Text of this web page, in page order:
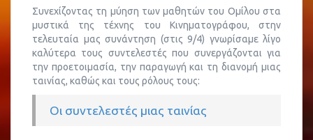
Συνεχίζοντας τη μύηση των μαθητών του Ομίλου στα
μυστικά της τέχνης του Κινηματογράφου, στην
τελευταία μας συνάντηση (στις 9/4) γνωρίσαμε λίγο
καλύτερα τους συντελεστές που συνεργάζονται για
την προετοιμασία, την παραγωγή και τη διανομή μιας
ταινίας, καθώς και τους ρόλους τους:
Οι συντελεστές μιας ταινίας